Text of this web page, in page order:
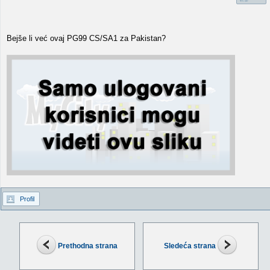
Prethodna strana Sledeća strana
Bejše li već ovaj PG99 CS/SA1 za Pakistan?
Profil